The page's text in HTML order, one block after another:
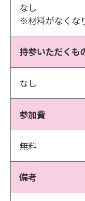
なし
※材料がなくな
持参いただくも
なし
参加費
無料
備考